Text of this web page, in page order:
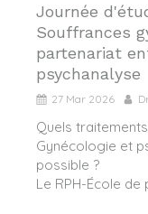
Journée
Souffrances
partenariat
psychanalyse
27 Mar 2026
Quels
Gynécologie et
possible ?
Le RPH-École de